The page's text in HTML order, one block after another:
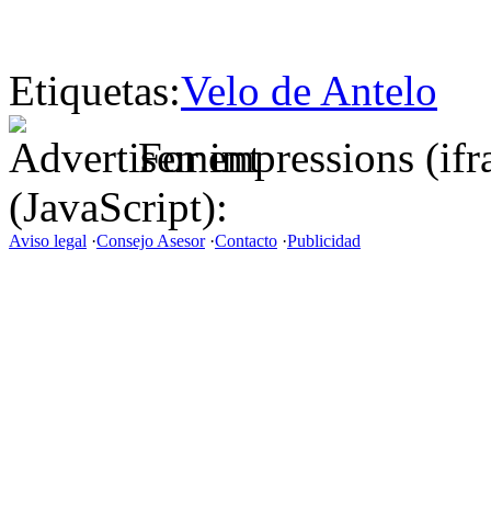
Etiquetas:Velo de Antelo
For impressions
(JavaScript):
Aviso legal ·Consejo Asesor·Contacto ·Publicidad